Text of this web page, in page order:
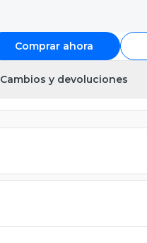
Comprar ahora
Cambios y devoluciones